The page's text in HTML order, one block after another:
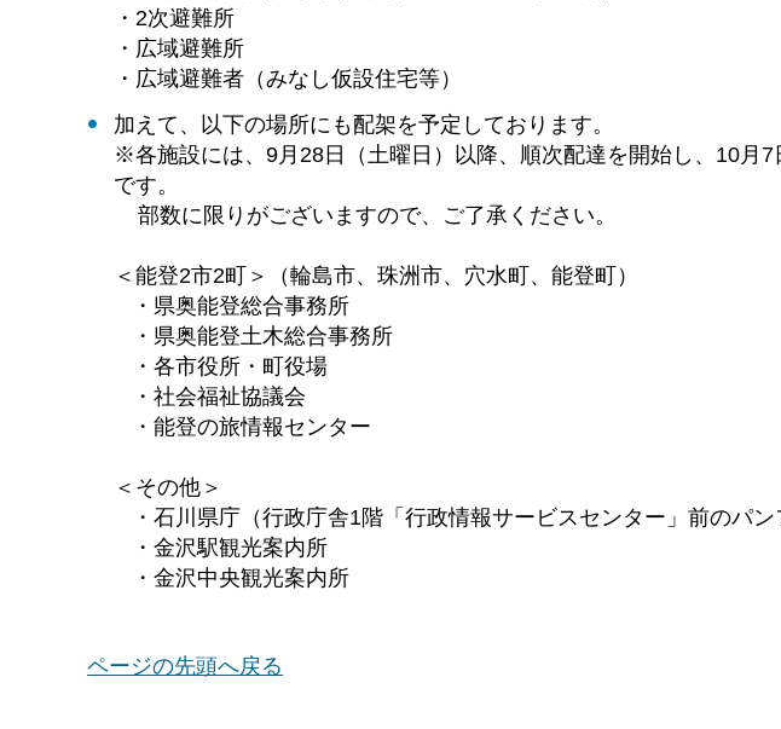
・2次避難所
・広域避難所
・広域避難者（みなし仮設住宅等）
加えて、以下の場所にも配架を予定しております。
※各施設には、9月28日（土曜日）以降、順次配達を開始し、10月
です。
部数に限りがございますので、ご了承ください。
＜能登2市2町＞（輪島市、珠洲市、穴水町、能登町）
・県奥能登総合事務所
・県奥能登土木総合事務所
・各市役所・町役場
・社会福祉協議会
・能登の旅情報センター
＜その他＞
・石川県庁（行政庁舎1階「行政情報サービスセンター」前のパン
・金沢駅観光案内所
・金沢中央観光案内所
ページの先頭へ戻る